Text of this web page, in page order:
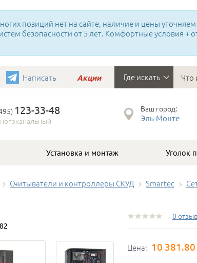
позиций нет на сайте, наличие и цены
безопасности от 5 лет. Комфортные условия +
Написать Акции Где искать
123-33-48 Ваш город:
Эль-Монте
Установка и монтаж Уголок
Считыватели и контроллеры СКУД Smartec
0
Цена: 10 381.80